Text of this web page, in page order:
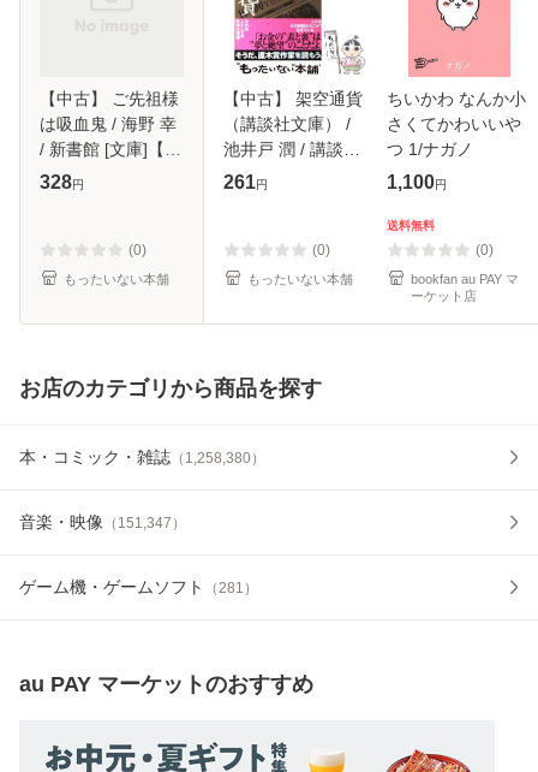
【中古】 ご先祖様
は吸血鬼 / 海野 幸
/ 新書館 [文庫]【メ
ール便送料無料】
328円
(0)
もったいない本舗
【中古】 架空通貨
（講談社文庫） /
池井戸 潤 / 講談社
[文庫]【メール便送
261円
(0)
もったいない本舗
ちいかわ なんか小
さくてかわいいや
つ 1/ナガノ
1,100円
送料無料
(0)
bookfan au PAY マ
ーケット店
お店のカテゴリから商品を探す
本・コミック・雑誌 （ 1,258,380）
音楽・映像 （ 151,347 ）
ゲーム機・ゲームソフト （281 ）
au PAY マーケットのおすすめ